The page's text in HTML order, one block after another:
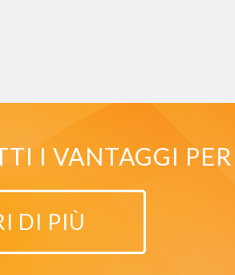
I VANTAGGI
DI PIÙ